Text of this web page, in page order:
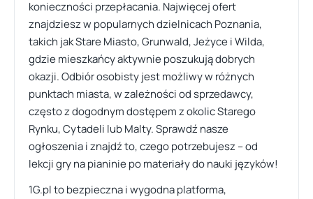
konieczności przepłacania. Najwięcej ofert
znajdziesz w popularnych dzielnicach Poznania,
takich jak Stare Miasto, Grunwald, Jeżyce i Wilda,
gdzie mieszkańcy aktywnie poszukują dobrych
okazji. Odbiór osobisty jest możliwy w różnych
punktach miasta, w zależności od sprzedawcy,
często z dogodnym dostępem z okolic Starego
Rynku, Cytadeli lub Malty. Sprawdź nasze
ogłoszenia i znajdź to, czego potrzebujesz – od
lekcji gry na pianinie po materiały do nauki języków!
1G.pl to bezpieczna i wygodna platforma,